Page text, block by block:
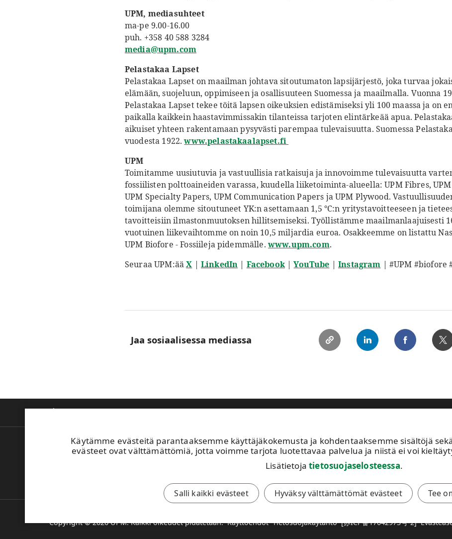
UPM, mediasuhteet
ma-pe 9.00-16.00
puh. +358 40 588 3284
media@upm.com
Pelastakaa Lapset
Pelastakaa Lapset on maailman johtava sitoutumaton lapsijärjestö, joka turvaa
elämään, suojeluun, oppimiseen ja osallisuuteen Suomessa ja maailmalla. Vuonna
Pelastakaa Lapset tekee töitä lapsen oikeuksien edistämiseksi yli 100 maassa ja on
paikalla kaikkein haastavimmissakin tilanteissa tarjoten elintärkeää apua.
aikuiset yhteen rakentamaan pysyvästi parempaa tulevaisuutta. Suomessa
vuodesta 1922.www.pelastakaalapset.fi
UPM
Toimitamme uusiutuvia ja vastuullisia ratkaisuja ja innovoimme tulevaisuutta
fossiilisten polttoaineiden varassa, kuudella liiketoiminta-alueella: UPM Fibres, UPM
UPM Specialty Papers, UPM Communication Papers ja UPM Plywood.
toimijana olemme sitoutuneet YK:n asettamaan 1,5 °C:n yritystavoitteeseen ja
tavoitteisiin ilmastonmuutoksen hillitsemiseksi. Työllistämme maailmanlaajuisesti
vuotuinen liikevaihtomme on noin 10,5 miljardia euroa. Osakkeemme on listattu
UPM Biofore - Fossiileja pidemmälle. www.upm.com.
Seuraa UPM:ääX | LinkedIn | Facebook|YouTube |Instagram | #UPM #biofore
Jaa sosiaalisessa mediassa
Käytämme evästeitä parantaaksemme käyttäjäkokemusta ja kohdentaaksemme sisältöjä
evästeet ovat välttämättömiä, jotta voimme tarjota luotettavaa palvelua ja niistä ei voi
Lisätietojatietosuojaselosteessa.
Salli kaikki evästeet Hyväksy välttämättömät evästeet Tee
Laskutus
Turvallisuusperehdytys
Avoimet työpaikat
Kuvapankki
Tilaa tiedotteet
Copyright © 2026 UPM. Kaikki oikeudet pidätetään. Käyttöehdot Tietosuojakäytäntö [苏ICP备17042973号-2]